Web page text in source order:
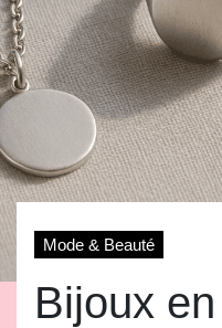
Mode & Beauté
Bijoux